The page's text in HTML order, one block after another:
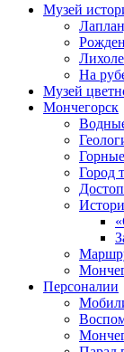
Музей
На
Музей
Мончегорск
Город
Персоналии